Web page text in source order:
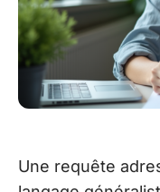
Une requête